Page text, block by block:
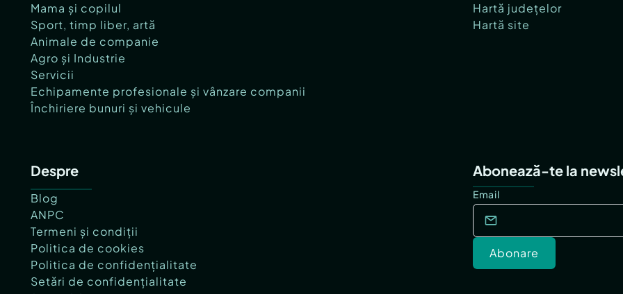
Mama și copilul
Sport, timp liber, artă
Animale de companie
Agro și Industrie
Servicii
Echipamente profesionale și vânzare companii
Închiriere bunuri și vehicule
Hartă județelor
Hartă site
Despre
Blog
ANPC
Termeni și condiții
Politica de cookies
Politica de confidențialitate
Setări de confidențialitate
Abonează-te la
Email
Abonare